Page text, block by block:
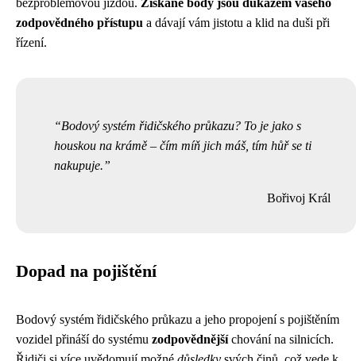
bezproblémovou jízdou. Získané body jsou důkazem vašeho
zodpovědného přístupu a dávají vám jistotu a klid na duši při
řízení.
Bodový systém řidičského průkazu? To je jako s
houskou na krámě – čím míň jich máš, tím hůř se ti
nakupuje.
Bořivoj Král
Dopad na pojištění
Bodový systém řidičského průkazu a jeho propojení s pojištěním
vozidel přináší do systému zodpovědnějšíchování na silnicích.